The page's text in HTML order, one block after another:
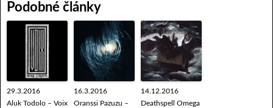
Podobné články
29.3.2016
Aluk Todolo – Voix
16.3.2016
Oranssi Pazuzu –
14.12.2016
Deathspell Omega